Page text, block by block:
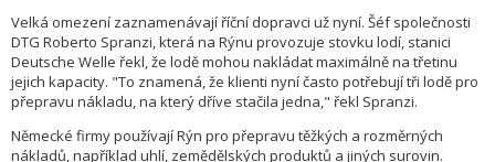
Velká omezení zaznamenávají říční dopravci už nyní. Šéf společnosti
DTG Roberto Spranzi, která na Rýnu provozuje stovku lodí, stanici
Deutsche Welle řekl, že lodě mohou nakládat maximálně na třetinu
jejich kapacity. "To znamená, že klienti nyní často potřebují tři lodě pro
přepravu nákladu, na který dříve stačila jedna," řekl Spranzi.
Německé firmy používají Rýn pro přepravu těžkých a rozměrných
nákladů, například uhlí, zemědělských produktů a jiných surovin.